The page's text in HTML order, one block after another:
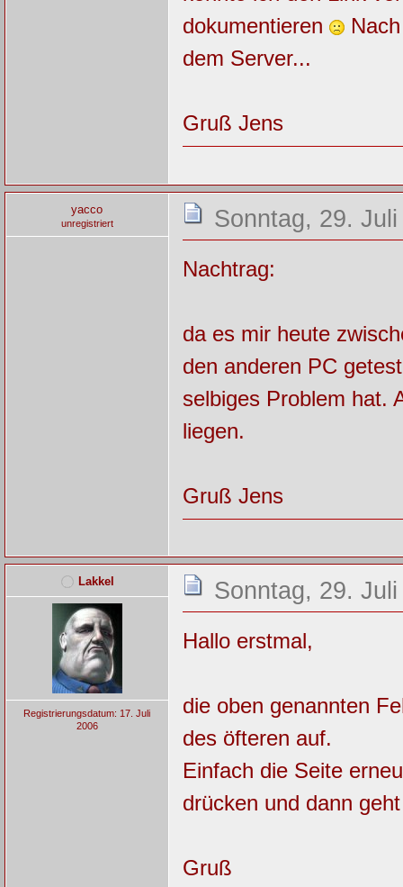
dokumentieren
Nach
dem Server...
Gruß Jens
yacco
unregistriert Sonntag, 29.
Nachtrag:
da es mir heute
den anderen PC
selbiges Problem hat.
liegen.
Gruß Jens
Lakkel
Registrierungsdatum: 17. Juli
2006
Sonntag, 29.
Hallo erstmal,
die oben genannten
des öfteren auf.
Einfach die Seite
drücken und dann
Gruß